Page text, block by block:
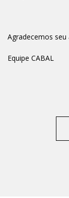
Agradecemos
Equipe CABAL